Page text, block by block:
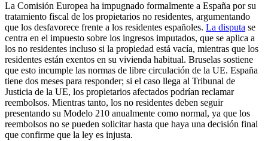
La Comisión Europea ha impugnado formalmente a España por su
tratamiento fiscal de los propietarios no residentes, argumentando
que los desfavorece frente a los residentes españoles. La disputa se
centra en el impuesto sobre los ingresos imputados, que se aplica a
los no residentes incluso si la propiedad está vacía, mientras que los
residentes están exentos en su vivienda habitual. Bruselas sostiene
que esto incumple las normas de libre circulación de la UE. España
tiene dos meses para responder; si el caso llega al Tribunal de
Justicia de la UE, los propietarios afectados podrían reclamar
reembolsos. Mientras tanto, los no residentes deben seguir
presentando su Modelo 210 anualmente como normal, ya que los
reembolsos no se pueden solicitar hasta que haya una decisión final
que confirme que la ley es injusta.